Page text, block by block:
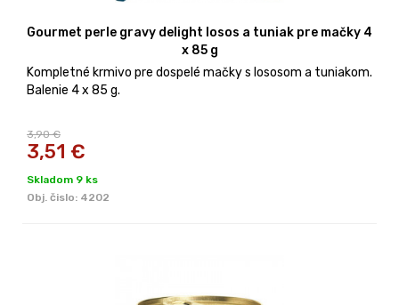
Gourmet perle gravy delight losos a tuniak pre mačky 4
x 85 g
Kompletné krmivo pre dospelé mačky s lososom a tuniakom.
Balenie 4 x 85 g.
3,90 €
3,51 €
Skladom 9 ks
Obj. čislo: 4202